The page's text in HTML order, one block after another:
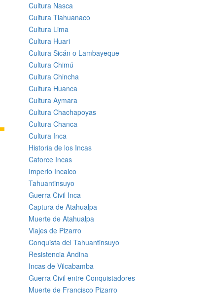
Cultura Nasca
Cultura Tiahuanaco
Cultura Lima
Cultura Huari
Cultura Sicán o Lambayeque
Cultura Chimú
Cultura Chincha
Cultura Huanca
Cultura Aymara
Cultura Chachapoyas
Cultura Chanca
Cultura Inca
Historia de los Incas
Catorce Incas
Imperio Incaico
Tahuantinsuyo
Guerra Civil Inca
Captura de Atahualpa
Muerte de Atahualpa
Viajes de Pizarro
Conquista del Tahuantinsuyo
Resistencia Andina
Incas de Vilcabamba
Guerra Civil entre Conquistadores
Muerte de Francisco Pizarro